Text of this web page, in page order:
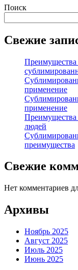
Поиск
Свежие
Преимущества
применение
применение
людей
преимущества
Свежие
Нет комментариев
Архивы
Ноябрь 2025
Август 2025
Июль 2025
Июнь 2025